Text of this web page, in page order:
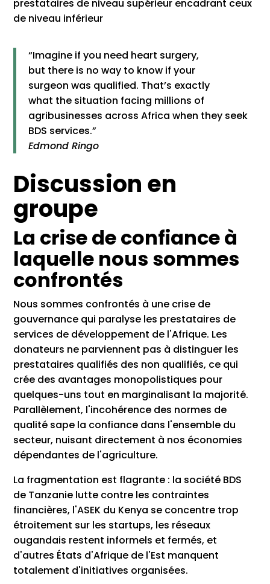
prestataires de niveau supérieur encadrant ceux
de niveau inférieur
“Imagine if you need heart surgery,
but there is no way to know if your
surgeon was qualified. That’s exactly
what the situation facing millions of
agribusinesses across Africa when they seek
BDS services.”
Edmond Ringo
Discussion en
groupe
La crise de confiance à
laquelle nous sommes
confrontés
Nous sommes confrontés à une crise de
gouvernance qui paralyse les prestataires de
services de développement de l'Afrique. Les
donateurs ne parviennent pas à distinguer les
prestataires qualifiés des non qualifiés, ce qui
crée des avantages monopolistiques pour
quelques-uns tout en marginalisant la majorité.
Parallèlement, l'incohérence des normes de
qualité sape la confiance dans l'ensemble du
secteur, nuisant directement à nos économies
dépendantes de l'agriculture.
La fragmentation est flagrante : la société BDS
de Tanzanie lutte contre les contraintes
financières, l'ASEK du Kenya se concentre trop
étroitement sur les startups, les réseaux
ougandais restent informels et fermés, et
d'autres États d'Afrique de l'Est manquent
totalement d'initiatives organisées.